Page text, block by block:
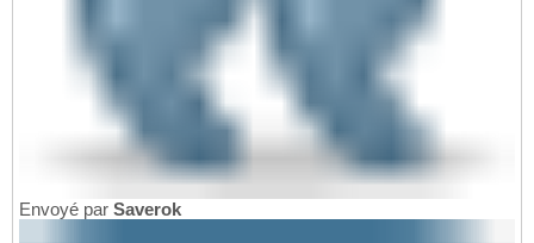
Envoyé par Saverok